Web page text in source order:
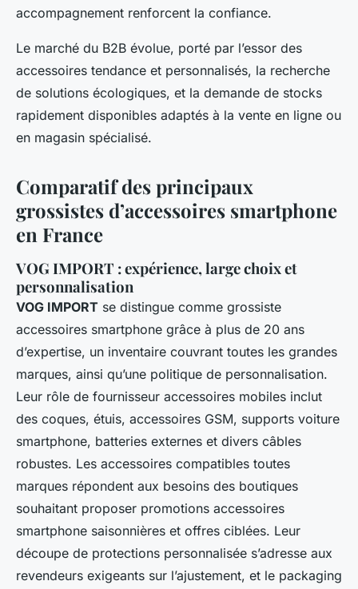
accompagnement renforcent la confiance.
Le marché du B2B évolue, porté par l’essor des
accessoires tendance et personnalisés, la recherche
de solutions écologiques, et la demande de stocks
rapidement disponibles adaptés à la vente en ligne ou
en magasin spécialisé.
Comparatif des principaux
grossistes d’accessoires smartphone
en France
VOG IMPORT : expérience, large choix et
personnalisation
VOG IMPORT se distingue comme grossiste
accessoires smartphone grâce à plus de 20 ans
d’expertise, un inventaire couvrant toutes les grandes
marques, ainsi qu’une politique de personnalisation.
Leur rôle de fournisseur accessoires mobiles inclut
des coques, étuis, accessoires GSM, supports voiture
smartphone, batteries externes et divers câbles
robustes. Les accessoires compatibles toutes
marques répondent aux besoins des boutiques
souhaitant proposer promotions accessoires
smartphone saisonnières et offres ciblées. Leur
découpe de protections personnalisée s’adresse aux
revendeurs exigeants sur l’ajustement, et le packaging